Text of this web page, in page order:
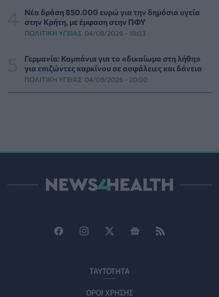
Τα τρία SOS στη μέση ηλικία που εξασφαλίζουν 13
επιπλέον χρόνια χωρίς άνοια
ΥΓΕΊΑ 06/08/2026 - 16:00
Εθελοντές του ΕΕΣ διέσωσαν δεκάδες οικόσιτα και
άγρια ζώα από τις φωτιές στη Δυτική Αττική
06/08/2026 - 15:42
ΥΓΕΊΑ 06/08/2026 - 15:00
ΕΔΟΕΑΠ: Συστάσεις για τις επερχόμενες ζέστες -
Πότε πρέπει να απευθυνθούμε στον γιατρό μας
06/08/2026 - 14:17
Νέα δράση 850.000 ευρώ για την δημόσια υγεία
στην Κρήτη, με έμφαση στην ΠΦΥ
ΠΟΛΙΤΙΚΉ ΥΓΕΊΑΣ 04/08/2026 - 18:03
Γερμανία: Καμπάνια για το «δικαίωμα στη λήθη»
για επιζώντες καρκίνου σε ασφάλειες και δάνεια
ΠΟΛΙΤΙΚΉ ΥΓΕΊΑΣ 04/08/2026 - 20:00
ΤΑΥΤΟΤΗΤΑ
ΟΡΟΙ ΧΡΗΣΗΣ